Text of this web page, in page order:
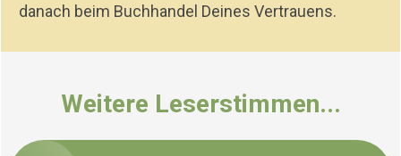
danach beim Buchhandel Deines Vertrauens.
Weitere Leserstimmen...